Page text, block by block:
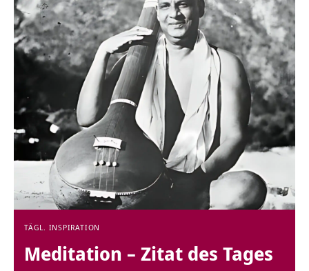
TÄGL. INSPIRATION
Meditation – Zitat des Tages